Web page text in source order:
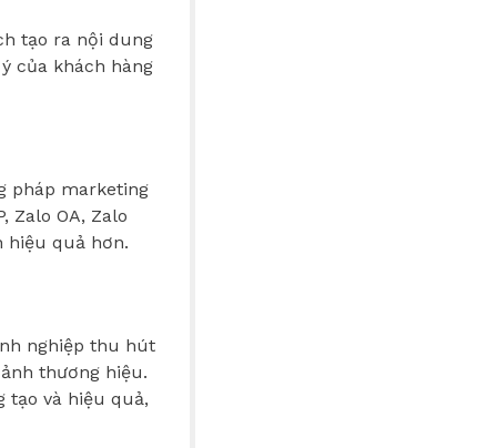
tạo ra nội dung
của khách hàng
pháp marketing
Zalo OA, Zalo
hiệu quả hơn.
nghiệp thu hút
thương hiệu.
tạo và hiệu quả,